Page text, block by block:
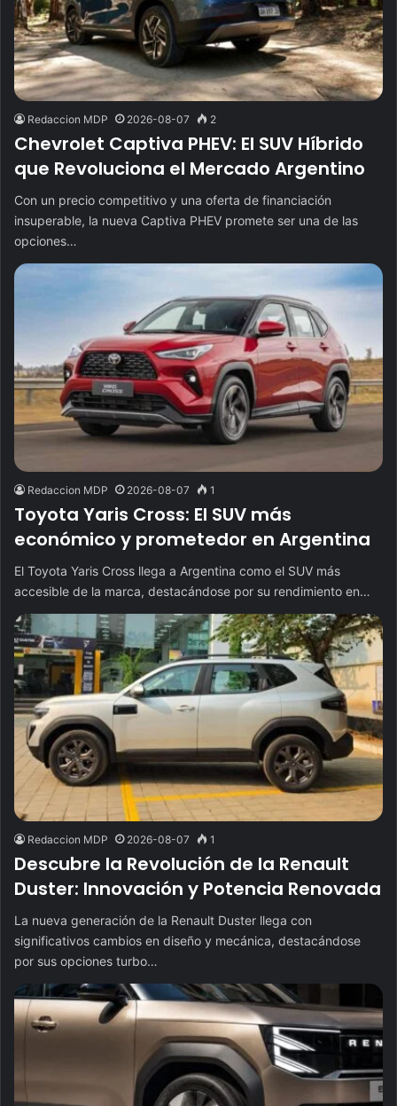
Redaccion MDP 2026-08-07 2
Chevrolet Captiva PHEV: El SUV Híbrido
que Revoluciona el Mercado Argentino
Con un precio competitivo y una oferta de financiación
insuperable, la nueva Captiva PHEV promete ser una de las
opciones…
Redaccion MDP 2026-08-07 1
Toyota Yaris Cross: El SUV más
económico y prometedor en Argentina
El Toyota Yaris Cross llega a Argentina como el SUV más
accesible de la marca, destacándose por su rendimiento en…
Redaccion MDP 2026-08-07 1
Descubre la Revolución de la Renault
Duster: Innovación y Potencia Renovada
La nueva generación de la Renault Duster llega con
significativos cambios en diseño y mecánica, destacándose
por sus opciones turbo…